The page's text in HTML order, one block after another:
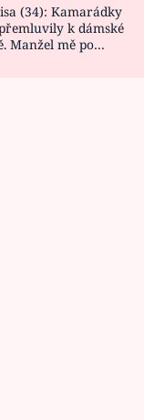
(34): Kamarádky
k dámské
Manžel mě po